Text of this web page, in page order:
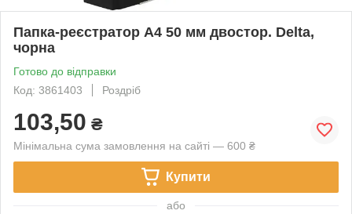
Папка-реєстратор А4 50 мм двостор. Delta,
чорна
Готово до відправки
Код: 3861403
Роздріб
103,50 ₴
Мінімальна сума замовлення на сайті — 600 ₴
Купити
або